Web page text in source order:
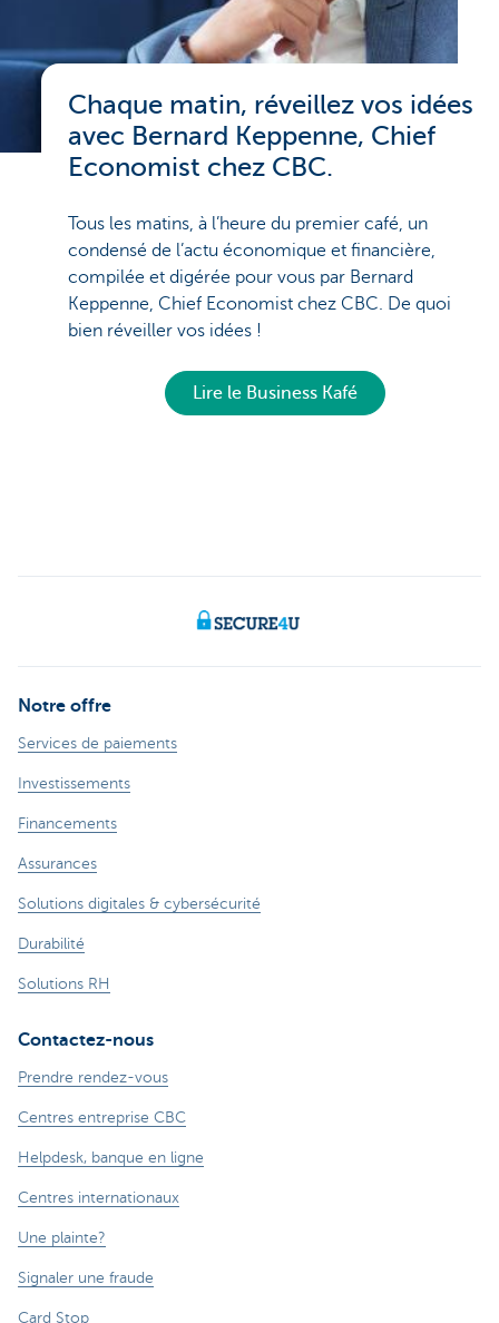
Chaque matin, réveillez vos idées
avec Bernard Keppenne, Chief
Economist chez CBC.
Tous les matins, à l’heure du premier café, un
condensé de l’actu économique et financière,
compilée et digérée pour vous par Bernard
Keppenne, Chief Economist chez CBC. De quoi
bien réveiller vos idées !
Lire le Business Kafé
Notre offre
Services de paiements
Investissements
Financements
Assurances
Solutions digitales & cybersécurité
Durabilité
Solutions RH
Contactez-nous
Prendre rendez-vous
Centres entreprise CBC
Helpdesk, banque en ligne
Centres internationaux
Une plainte?
Signaler une fraude
Card Stop